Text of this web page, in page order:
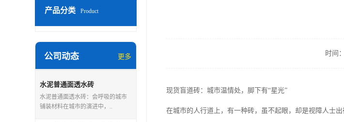
产品分类 Product
公司动态 更多
水泥普通面透水砖
水泥普通面透水砖：会呼吸的城市
铺装材料在城市的演进中，..
时间
现货盲道砖：城市温情处，脚下有“星光”
在城市的人行道上，有一种砖，虽不起眼，却是视障人士